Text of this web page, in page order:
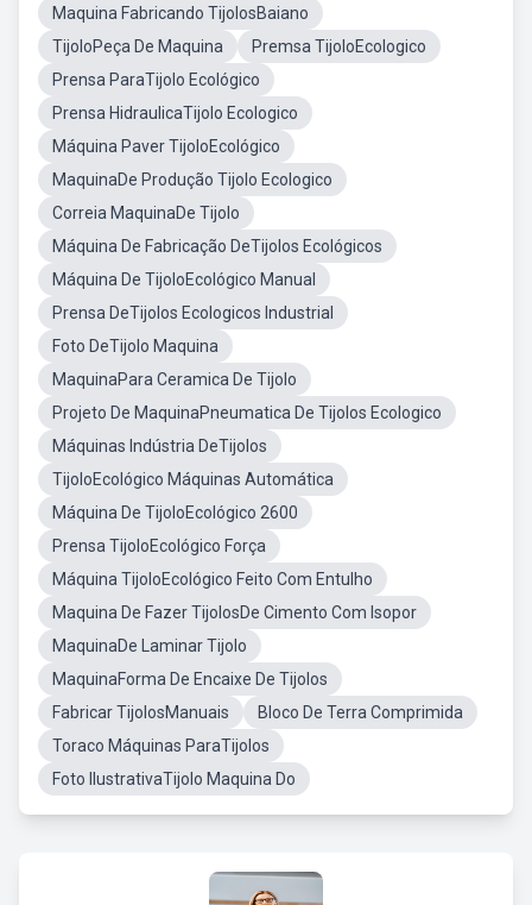
Maquina Fabricando TijolosBaiano
TijoloPeça De Maquina
Premsa TijoloEcologico
Prensa ParaTijolo Ecológico
Prensa HidraulicaTijolo Ecologico
Máquina Paver TijoloEcológico
MaquinaDe Produção Tijolo Ecologico
Correia MaquinaDe Tijolo
Máquina De Fabricação DeTijolos Ecológicos
Máquina De TijoloEcológico Manual
Prensa DeTijolos Ecologicos Industrial
Foto DeTijolo Maquina
MaquinaPara Ceramica De Tijolo
Projeto De MaquinaPneumatica De Tijolos Ecologico
Máquinas Indústria DeTijolos
TijoloEcológico Máquinas Automática
Máquina De TijoloEcológico 2600
Prensa TijoloEcológico Força
Máquina TijoloEcológico Feito Com Entulho
Maquina De Fazer TijolosDe Cimento Com Isopor
MaquinaDe Laminar Tijolo
MaquinaForma De Encaixe De Tijolos
Fabricar TijolosManuais
Bloco De Terra Comprimida
Toraco Máquinas ParaTijolos
Foto IlustrativaTijolo Maquina Do